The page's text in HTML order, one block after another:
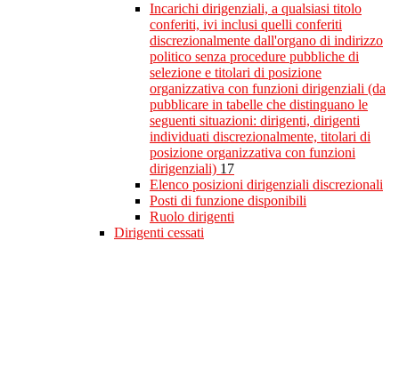
Incarichi dirigenziali, a qualsiasi titolo
conferiti, ivi inclusi quelli conferiti
discrezionalmente dall'organo di indirizzo
politico senza procedure pubbliche di
selezione e titolari di posizione
organizzativa con funzioni dirigenziali (da
pubblicare in tabelle che distinguano le
seguenti situazioni: dirigenti, dirigenti
individuati discrezionalmente, titolari di
posizione organizzativa con funzioni
dirigenziali) 17
Elenco posizioni dirigenziali discrezionali
Posti di funzione disponibili
Ruolo dirigenti
Dirigenti cessati